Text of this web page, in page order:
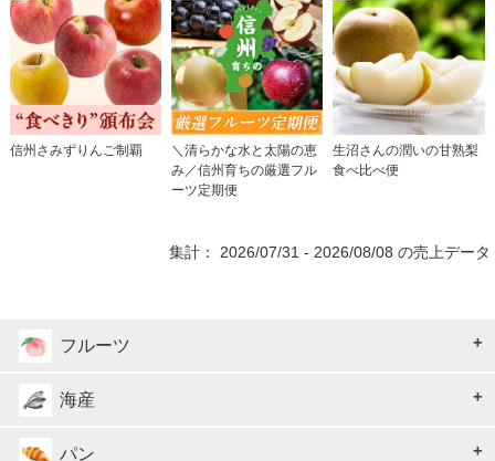
信州さみずりんご制覇
＼清らかな水と太陽の恵
み／信州育ちの厳選フル
ーツ定期便
生沼さんの潤いの甘熟梨
食べ比べ便
集計： 2026/07/31 - 2026/08/08 の売上データ
フルーツ
海産
パン